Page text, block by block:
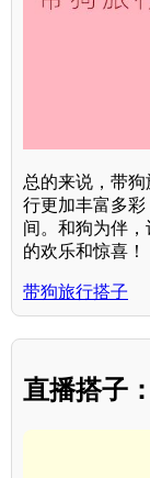
总的来说，带
行更加丰富多
间。和狗为伴
的欢乐和惊喜！
带狗旅行搭子
直播搭子